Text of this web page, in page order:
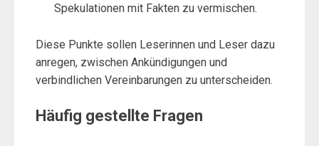
Spekulationen mit Fakten zu vermischen.
Diese Punkte sollen Leserinnen und Leser dazu
anregen, zwischen Ankündigungen und
verbindlichen Vereinbarungen zu unterscheiden.
Häufig gestellte Fragen